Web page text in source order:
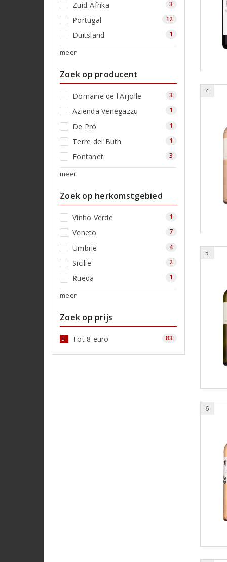
Zuid-Afrika 3
Portugal 12
Duitsland 1
meer
Zoek op producent
Domaine de l'Arjolle 3
Azienda Venegazzu 1
De Pró 1
Terre dei Buth 1
Fontanet 3
meer
Zoek op herkomstgebied
Vinho Verde 1
Veneto 7
Umbrië 4
Sicilië 2
Rueda 1
meer
Zoek op prijs
Tot 8 euro 83
4
5
6